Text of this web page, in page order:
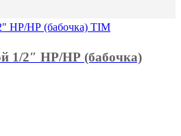
1/2″ НР/НР (бабочка)